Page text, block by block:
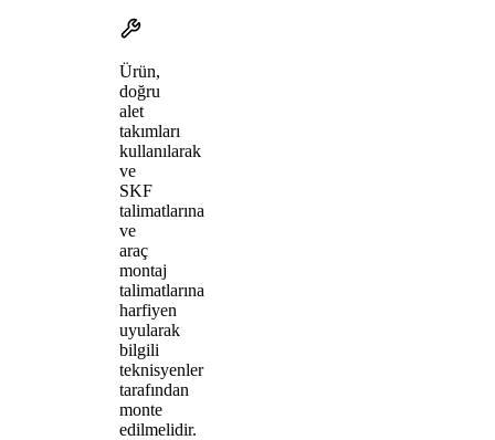
Ürün,
doğru
alet
takımları
kullanılarak
ve
SKF
talimatlarına
ve
araç
montaj
talimatlarına
harfiyen
uyularak
bilgili
teknisyenler
tarafından
monte
edilmelidir.